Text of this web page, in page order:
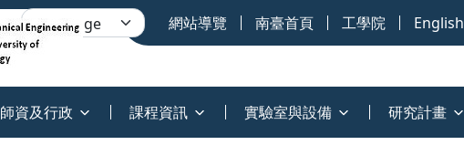
網站導覽 南臺首頁 工學院 English
師資及行政 課程資訊 實驗室與設備 研究計畫